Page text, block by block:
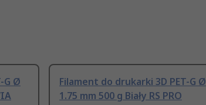
G Ø
Filament do drukarki 3D PET-G Ø
1.75 mm 500 g Biały RS PRO